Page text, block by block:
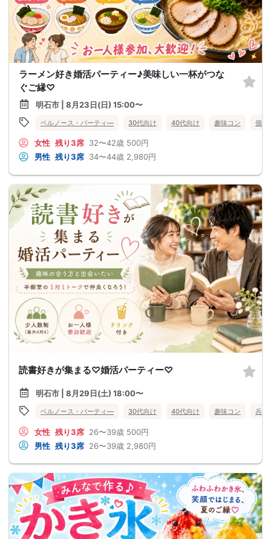
ラーメン好き婚活パーティー♪美味しい一杯がつな
ぐご縁♡
明石市 | 8月23日(日) 15:00〜
ベルノース・パーティ― 30代向け 40代向け 趣味コン 個室
女性 残り3席 32〜42歳 500円
男性 残り3席 34〜44歳 2,980円
読書好きが集まる♡婚活パーティー♡
明石市 | 8月29日(土) 18:00〜
ベルノース・パーティ― 30代向け 40代向け 趣味コン 兵庫
女性 残り3席 26〜39歳 500円
男性 残り3席 26〜39歳 2,980円